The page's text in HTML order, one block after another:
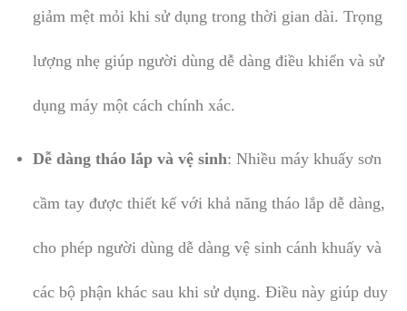
giảm mệt mỏi khi sử dụng trong thời gian dài. Trọng
lượng nhẹ giúp người dùng dễ dàng điều khiển và sử
dụng máy một cách chính xác.
Dễ dàng tháo lắp và vệ sinh: Nhiều máy khuấy sơn
cầm tay được thiết kế với khả năng tháo lắp dễ dàng,
cho phép người dùng dễ dàng vệ sinh cánh khuấy và
các bộ phận khác sau khi sử dụng. Điều này giúp duy